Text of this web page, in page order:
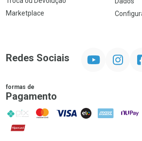
Marketplace
Redes Sociais Instagram
formas de
Pagamento
PIX MasterCard
VISA ELO AMEX NuPay
Hipercard